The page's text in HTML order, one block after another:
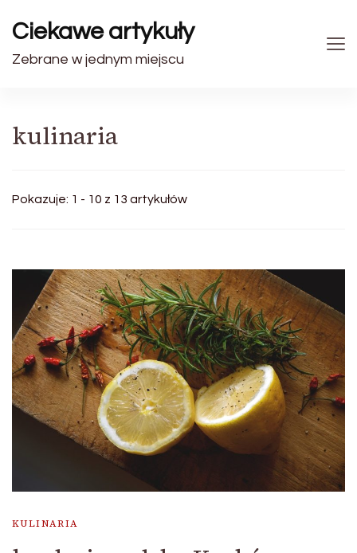
Ciekawe artykuły
Zebrane w jednym miejscu
kulinaria
Pokazuje: 1 - 10 z 13 artykułów
KULINARIA